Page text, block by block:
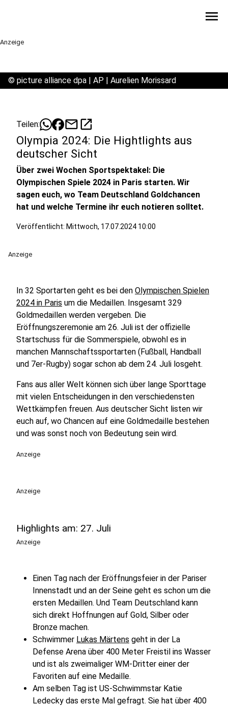
menu
Anzeige
© picture alliance dpa | AP | Aurelien Morissard
Teilen: mailopen_in_new
Olympia 2024: Die Hightlights aus
deutscher Sicht
Über zwei Wochen Sportspektakel: Die
Olympischen Spiele 2024 in Paris starten. Wir
sagen euch, wo Team Deutschland Goldchancen
hat und welche Termine ihr euch notieren solltet.
Veröffentlicht: Mittwoch, 17.07.2024 10:00
Anzeige
In 32 Sportarten geht es bei den Olympischen Spielen
2024 in Paris um die Medaillen. Insgesamt 329
Goldmedaillen werden vergeben. Die
Eröffnungszeremonie am 26. Juli ist der offizielle
Startschuss für die Sommerspiele, obwohl es in
manchen Mannschaftssportarten (Fußball, Handball
und 7er-Rugby) sogar schon ab dem 24. Juli losgeht.
Fans aus aller Welt können sich über lange Sporttage
mit vielen Entscheidungen in den verschiedensten
Wettkämpfen freuen. Aus deutscher Sicht listen wir
euch auf, wo Chancen auf eine Goldmedaille bestehen
und was sonst noch von Bedeutung sein wird.
Anzeige
Anzeige
Highlights am: 27. Juli
Anzeige
Einen Tag nach der Eröffnungsfeier in der Pariser
Innenstadt und an der Seine geht es schon um die
ersten Medaillen. Und Team Deutschland kann
sich direkt Hoffnungen auf Gold, Silber oder
Bronze machen.
Schwimmer Lukas Märtens geht in der La
Defense Arena über 400 Meter Freistil ins Wasser
und ist als zweimaliger WM-Dritter einer der
Favoriten auf eine Medaille.
Am selben Tag ist US-Schwimmstar Katie
Ledecky das erste Mal gefragt. Sie hat über 400